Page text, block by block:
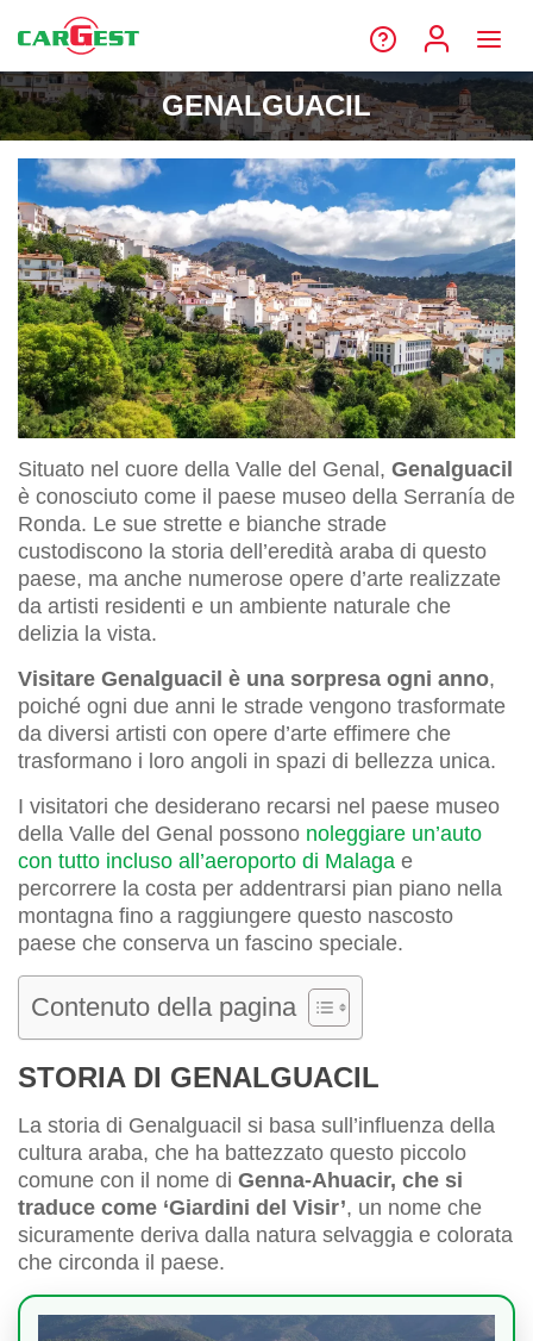
GENALGUACIL
Situato nel cuore della Valle del Genal, Genalguacil
è conosciuto come il paese museo della Serranía de
Ronda. Le sue strette e bianche strade
custodiscono la storia dell’eredità araba di questo
paese, ma anche numerose opere d’arte realizzate
da artisti residenti e un ambiente naturale che
delizia la vista.
Visitare Genalguacil è una sorpresa ogni anno,
poiché ogni due anni le strade vengono trasformate
da diversi artisti con opere d’arte effimere che
trasformano i loro angoli in spazi di bellezza unica.
I visitatori che desiderano recarsi nel paese museo
della Valle del Genal possono noleggiare un’auto
con tutto incluso all’aeroporto di Malaga e
percorrere la costa per addentrarsi pian piano nella
montagna fino a raggiungere questo nascosto
paese che conserva un fascino speciale.
Contenuto della pagina
STORIA DI GENALGUACIL
La storia di Genalguacil si basa sull’influenza della
cultura araba, che ha battezzato questo piccolo
comune con il nome di Genna-Ahuacir, che si
traduce come ‘Giardini del Visir’, un nome che
sicuramente deriva dalla natura selvaggia e colorata
che circonda il paese.